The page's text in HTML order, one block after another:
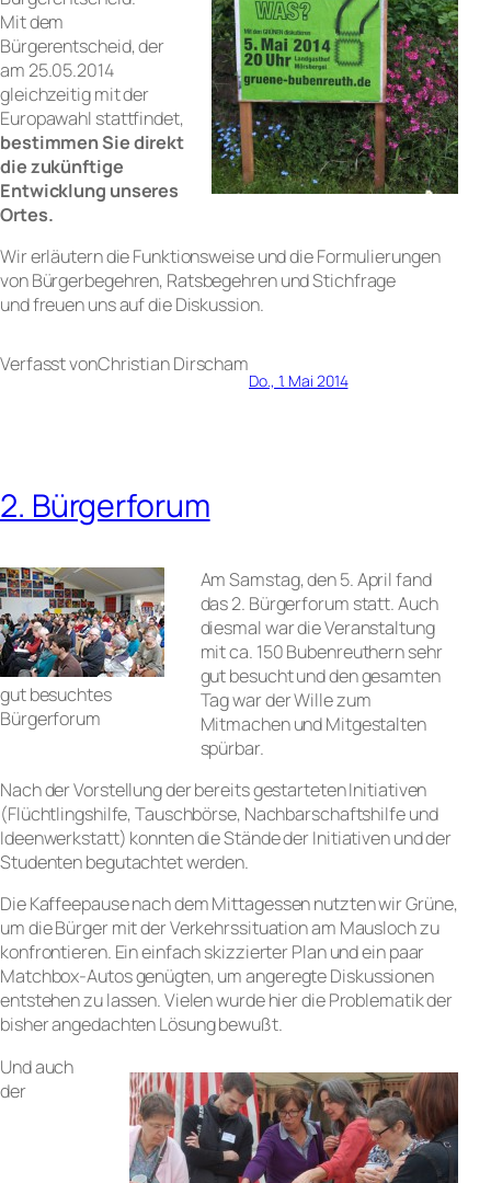
Mit dem
Bürgerentscheid, der
am 25.05.2014
gleichzeitig mit der
Europawahl stattfindet,
bestimmen Sie direkt
die zukünftige
Entwicklung unseres
Ortes.
Wir erläutern die Funktionsweise und die Formulierungen
von Bürgerbegehren, Ratsbegehren und Stichfrage
und freuen uns auf die Diskussion.
Verfasst vonChristian Dirscham
Do., 1. Mai 2014
2. Bürgerforum
gut besuchtes
Bürgerforum
Am Samstag, den 5. April fand
das 2. Bürgerforum statt. Auch
diesmal war die Veranstaltung
mit ca. 150 Bubenreuthern sehr
gut besucht und den gesamten
Tag war der Wille zum
Mitmachen und Mitgestalten
spürbar.
Nach der Vorstellung der bereits gestarteten Initiativen
(Flüchtlingshilfe, Tauschbörse, Nachbarschaftshilfe und
Ideenwerkstatt) konnten die Stände der Initiativen und der
Studenten begutachtet werden.
Die Kaffeepause nach dem Mittagessen nutzten wir Grüne,
um die Bürger mit der Verkehrssituation am Mausloch zu
konfrontieren. Ein einfach skizzierter Plan und ein paar
Matchbox-Autos genügten, um angeregte Diskussionen
entstehen zu lassen. Vielen wurde hier die Problematik der
bisher angedachten Lösung bewußt.
Und auch
der